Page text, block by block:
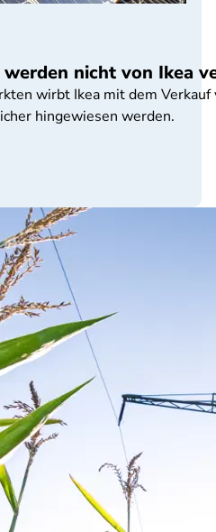
nicht von Ikea
wirbt Ikea mit dem
hingewiesen werden.